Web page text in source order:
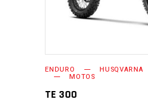
ENDURO HUSQVARNA
MOTOS
TE 300